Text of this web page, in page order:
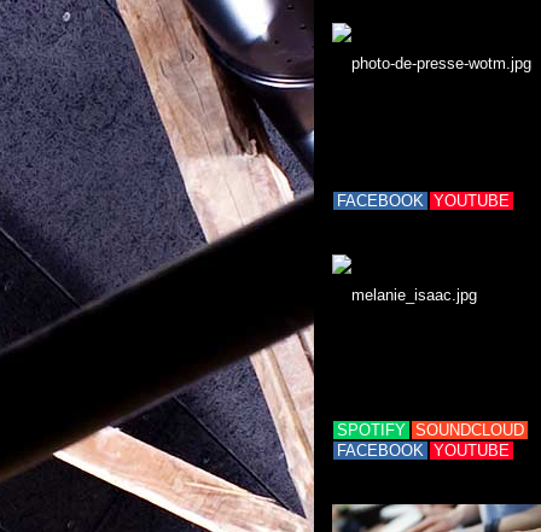
FACEBOOK YOUTUBE
SPOTIFY SOUNDCLOUD
FACEBOOK YOUTUBE